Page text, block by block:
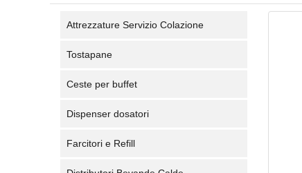
Attrezzature Servizio Colazione
Tostapane
Ceste per buffet
Dispenser dosatori
Farcitori e Refill